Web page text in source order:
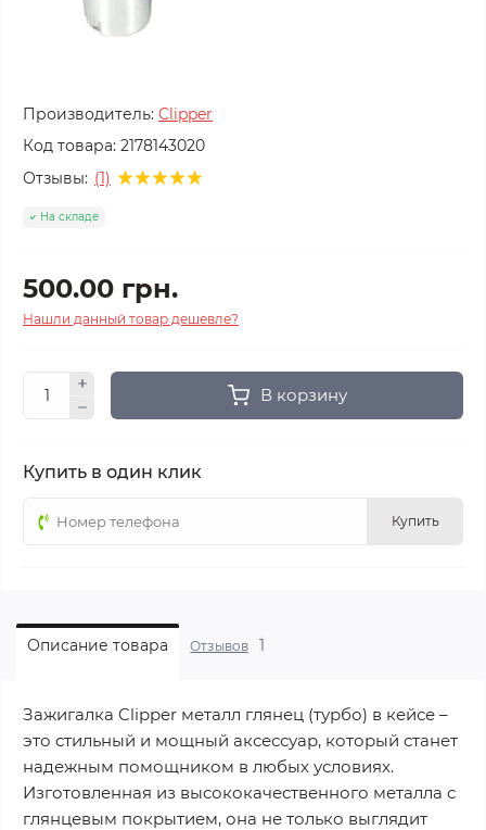
Производитель: Clipper
Код товара: 2178143020
Отзывы: (1)
На складе
500.00 грн.
Нашли данный товар дешевле?
В корзину
Купить в один клик
Купить
Описание товара Отзывов 1
Зажигалка Clipper металл глянец (турбо) в кейсе –
это стильный и мощный аксессуар, который станет
надежным помощником в любых условиях.
Изготовленная из высококачественного металла с
глянцевым покрытием, она не только выглядит